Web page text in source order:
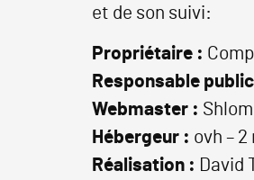
et de son suivi:
Propriétaire :
Responsable
Webmaster :
Hébergeur : ovh –
Réalisation : David